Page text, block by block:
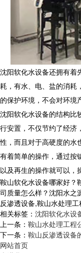
沈阳软化水设备还拥有着
耗，有水、电、盐的消耗
的保护环境，不会对环境
沈阳软化水设备的结构比
行安置，不仅节约了经济
性，而且对于高硬度的水
有着简单的操作，通过按
以及再生的操作就可以，
鞍山软化水设备哪家好？
司质量怎么样？沈阳水之
反渗透设备,鞍山水处理
相关标签： 沈阳软化水设
上一条： 鞍山水处理工程
下一条： 鞍山反渗透设备
网站首页